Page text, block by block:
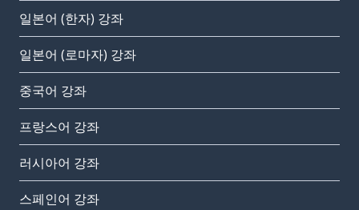
일본어 (한자) 강좌
일본어 (로마자) 강좌
중국어 강좌
프랑스어 강좌
러시아어 강좌
스페인어 강좌